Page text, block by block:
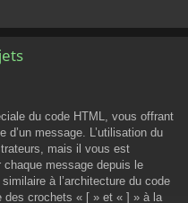
du code HTML, vous offrant
message. L’utilisation du
mais il vous est
message depuis le
à l’architecture du code
des crochets « [ » et « ] » à la